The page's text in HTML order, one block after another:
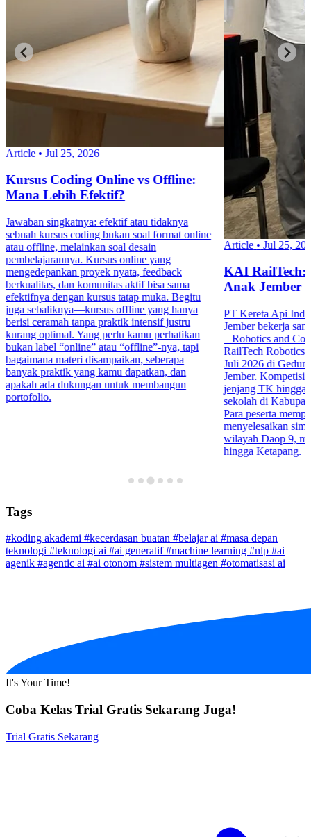
Article • Jul 25, 2026
Kursus Coding Online vs Offline:
Mana Lebih Efektif?
Jawaban singkatnya: efektif atau tidaknya
sebuah kursus coding bukan soal format online
atau offline, melainkan soal desain
pembelajarannya. Kursus online yang
mengedepankan proyek nyata, feedback
berkualitas, dan komunitas aktif bisa sama
efektifnya dengan kursus tatap muka. Begitu
juga sebaliknya—kursus offline yang hanya
berisi ceramah tanpa praktik intensif justru
kurang optimal. Yang perlu kamu perhatikan
bukan label “online” atau “offline”-nya, tapi
bagaimana materi disampaikan, seberapa
banyak praktik yang kamu dapatkan, dan
apakah ada dukungan untuk membangun
portofolio.
Article • Jul 25,
KAI RailTech:
Anak Jember
PT Kereta Api
Jember bekerja
– Robotics and
RailTech Robotics
Juli 2026 di
Jember. Kompetisi
jenjang TK hingga
sekolah di
Para peserta
menyelesaikan
wilayah Daop 9,
hingga Ketapang.
Tags
#koding akademi #kecerdasan buatan #belajar ai #masa depan
teknologi #teknologi ai #ai generatif#machine learning #nlp #ai
agenik #agentic ai #ai otonom #sistem multiagen #otomatisasi ai
It's Your Time!
Coba Kelas Trial Gratis Sekarang Juga!
Trial Gratis Sekarang